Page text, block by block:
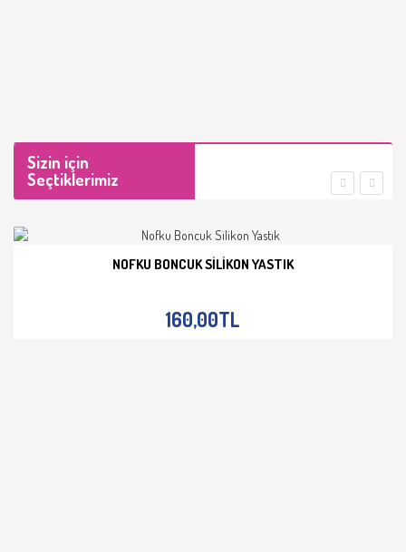
Sizin için
Seçtiklerimiz
NOFKU BONCUK SILIKON YASTIK
160,00TL